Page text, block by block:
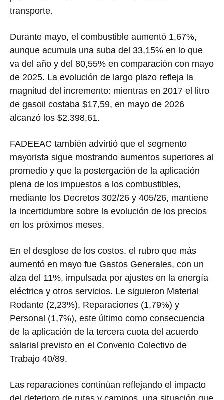
transporte.
Durante mayo, el combustible aumentó 1,67%,
aunque acumula una suba del 33,15% en lo que
va del año y del 80,55% en comparación con mayo
de 2025. La evolución de largo plazo refleja la
magnitud del incremento: mientras en 2017 el litro
de gasoil costaba $17,59, en mayo de 2026
alcanzó los $2.398,61.
FADEEAC también advirtió que el segmento
mayorista sigue mostrando aumentos superiores al
promedio y que la postergación de la aplicación
plena de los impuestos a los combustibles,
mediante los Decretos 302/26 y 405/26, mantiene
la incertidumbre sobre la evolución de los precios
en los próximos meses.
En el desglose de los costos, el rubro que más
aumentó en mayo fue Gastos Generales, con un
alza del 11%, impulsada por ajustes en la energía
eléctrica y otros servicios. Le siguieron Material
Rodante (2,23%), Reparaciones (1,79%) y
Personal (1,7%), este último como consecuencia
de la aplicación de la tercera cuota del acuerdo
salarial previsto en el Convenio Colectivo de
Trabajo 40/89.
Las reparaciones continúan reflejando el impacto